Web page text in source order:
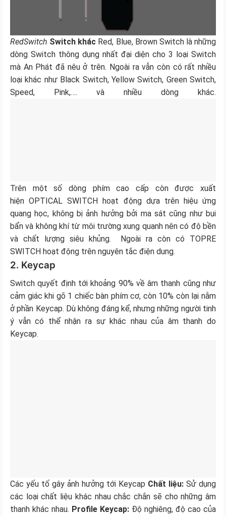
RedSwitch Switch khác Red, Blue, Brown Switch là những
dòng Switch thông dụng nhất đại diện cho 3 loại Switch
mà An Phát đã nêu ở trên. Ngoài ra vẫn còn có rất nhiều
loại khác như Black Switch, Yellow Switch, Green Switch,
Speed, Pink,…. và nhiều dòng khác.
Trên một số dòng phím cao cấp còn được xuất
hiện OPTICAL SWITCH hoạt động dựa trên hiệu ứng
quang học, không bị ảnh hưởng bởi ma sát cũng như bụi
bẩn và không khí từ môi trường xung quanh nên có độ bền
và chất lượng siêu khủng. Ngoài ra còn có TOPRE
SWITCH hoạt động trên nguyên tắc điện dung.
2. Keycap
Switch quyết định tới khoảng 90% về âm thanh cũng như
cảm giác khi gõ 1 chiếc bàn phím cơ, còn 10% còn lại nằm
ở phần Keycap. Dù không đáng kể, nhưng những người tinh
ý vẫn có thể nhận ra sự khác nhau của âm thanh do
Keycap.
Các yếu tố gây ảnh hưởng tới Keycap Chất liệu: Sử dụng
các loại chất liệu khác nhau chắc chắn sẽ cho những âm
thanh khác nhau. Profile Keycap: Độ nghiêng, độ cao của